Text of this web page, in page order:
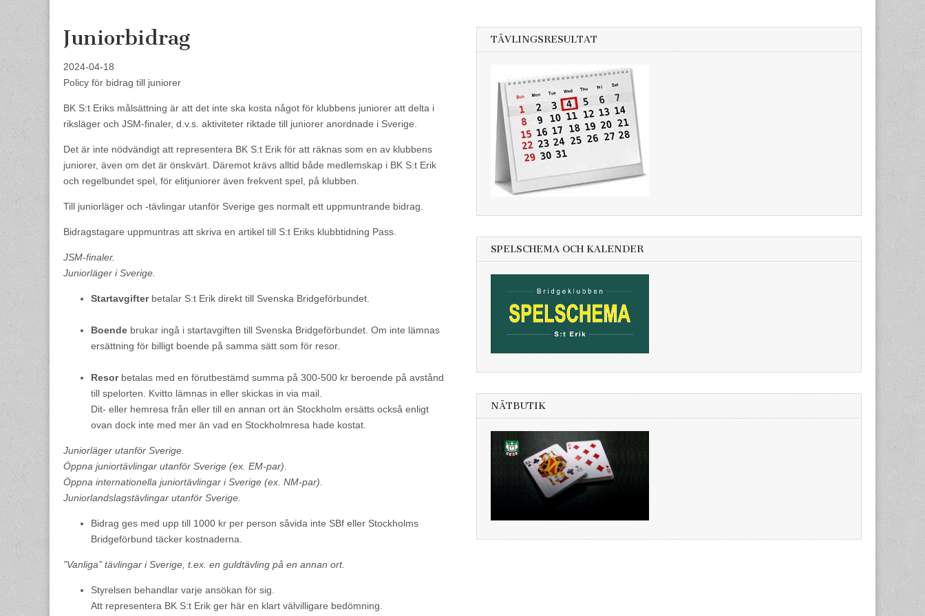
Juniorbidrag
2024-04-18
Policy för bidrag till juniorer
BK S:t Eriks målsättning är att det inte ska kosta något för klubbens juniorer att delta i
riksläger och JSM-finaler, d.v.s. aktiviteter riktade till juniorer anordnade i Sverige.
Det är inte nödvändigt att representera BK S:t Erik för att räknas som en av klubbens
juniorer, även om det är önskvärt. Däremot krävs alltid både medlemskap i BK S:t Erik
och regelbundet spel, för elitjuniorer även frekvent spel, på klubben.
Till juniorläger och -tävlingar utanför Sverige ges normalt ett uppmuntrande bidrag.
Bidragstagare uppmuntras att skriva en artikel till S:t Eriks klubbtidning Pass.
JSM-finaler.
Juniorläger i Sverige.
Startavgifterbetalar S:t Erik direkt till Svenska Bridgeförbundet.
Boende brukar ingå i startavgiften till Svenska Bridgeförbundet. Om inte lämnas
ersättning för billigt boende på samma sätt som för resor.
Resorbetalas med en förutbestämd summa på 300-500 kr beroende på avstånd
till spelorten. Kvitto lämnas in eller skickas in via mail.
Dit- eller hemresa från eller till en annan ort än Stockholm ersätts också enligt
ovan dock inte med mer än vad en Stockholmresa hade kostat.
Juniorläger utanför Sverige.
Öppna juniortävlingar utanför Sverige (ex. EM-par).
Öppna internationella juniortävlingar i Sverige (ex. NM-par).
Juniorlandslagstävlingar utanför Sverige.
Bidrag ges med upp till 1000 kr per person såvida inte SBf eller Stockholms
Bridgeförbund täcker kostnaderna.
”Vanliga” tävlingar i Sverige, t.ex. en guldtävling på en annan ort.
Styrelsen behandlar varje ansökan för sig.
Att representera BK S:t Erik ger här en klart välvilligare bedömning.
TÄVLINGSRESULTAT
SPELSCHEMA OCH KALENDER
NÄTBUTIK